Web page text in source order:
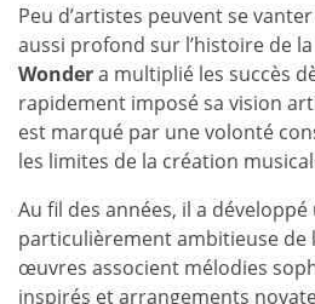
Peu d’artistes peuvent se
aussi profond sur l’histoire de
Wondera multiplié les succès
rapidement imposé sa vision
est marqué par une volonté
les limites de la création
Au fil des années, il a
particulièrement ambitieuse de
œuvres associent mélodies
inspirés et arrangements